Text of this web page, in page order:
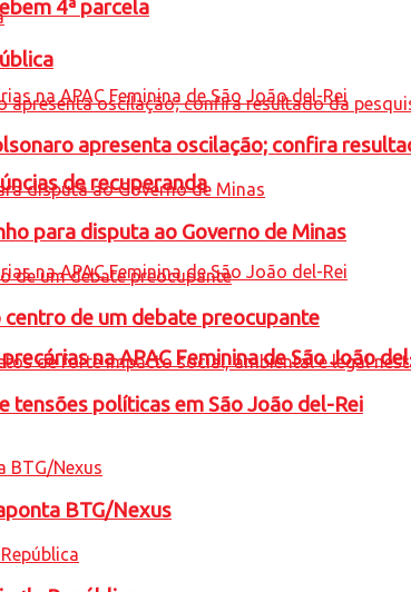
4ª parcela
de recuperanda
na APAC Feminina de São João
apresenta oscilação; confira
para disputa ao Governo de Minas
centro de um debate preocupante
tensões políticas em São João del-Rei
BTG/Nexus